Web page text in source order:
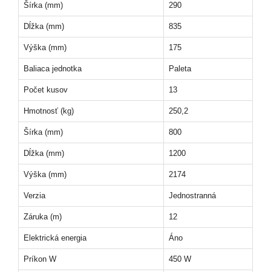
Šírka (mm) 290
Dĺžka (mm) 835
Výška (mm) 175
Baliaca jednotka Paleta
Počet kusov 13
Hmotnosť (kg) 250,2
Šírka (mm) 800
Dĺžka (mm) 1200
Výška (mm) 2174
Verzia Jednostranná
Záruka (m) 12
Elektrická energia Áno
Príkon W 450 W